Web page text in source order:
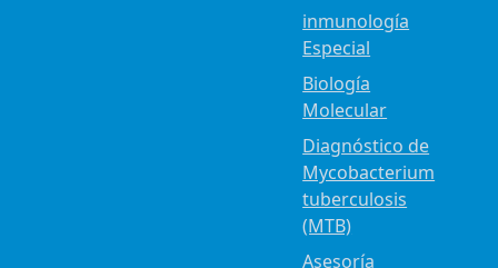
inmunología
Especial
Biología
Molecular
Diagnóstico de
Mycobacterium
tuberculosis
(MTB)
Asesoría